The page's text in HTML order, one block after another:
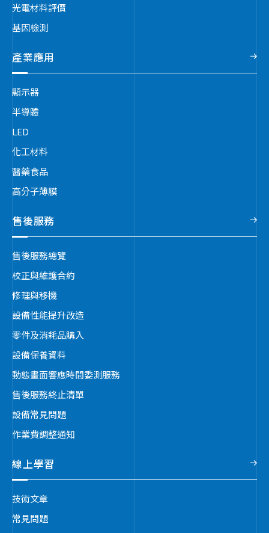
光電材料評價
基因檢測
產業應用
顯示器
半導體
LED
化工材料
醫藥食品
高分子薄膜
售後服務
售後服務總覽
校正與維護合約
修理與移機
設備性能提升改造
零件及消耗品購入
設備保養資料
動態畫面響應時間委測服務
售後服務終止清單
設備常見問題
作業費調整通知
線上學習
技術文章
常見問題